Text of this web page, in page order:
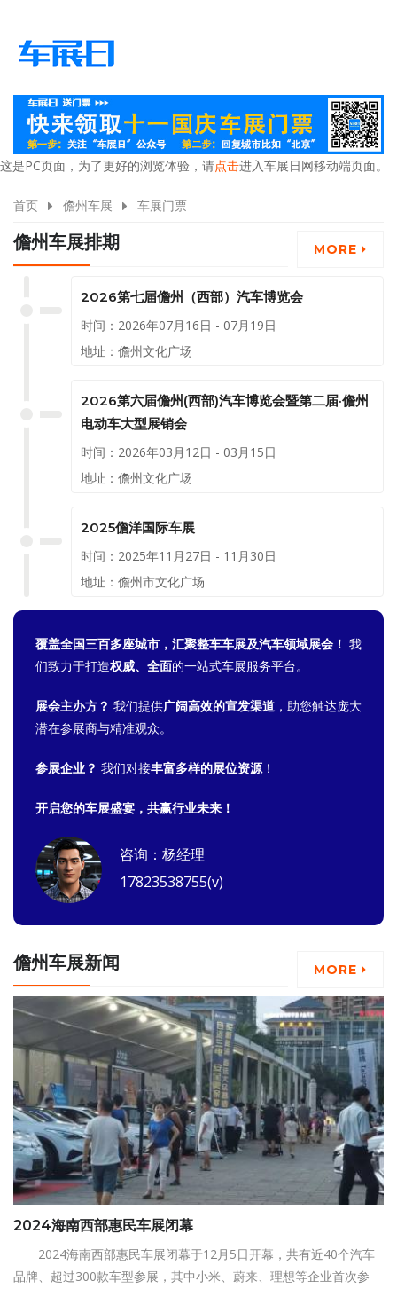
这是PC页面，为了更好的浏览体验，请点击进入车展日网移动端页面。
首页 儋州车展 车展门票
儋州车展排期 MORE
2026第七届儋州（西部）汽车博览会
时间：2026年07月16日 - 07月19日
地址：儋州文化广场
2026第六届儋州(西部)汽车博览会暨第二届·儋州
电动车大型展销会
时间：2026年03月12日 - 03月15日
地址：儋州文化广场
2025儋洋国际车展
时间：2025年11月27日 - 11月30日
地址：儋州市文化广场
覆盖全国三百多座城市，汇聚整车车展及汽车领域展会！ 我
们致力于打造权威、全面的一站式车展服务平台。
展会主办方？ 我们提供广阔高效的宣发渠道 ，助您触达庞大
潜在参展商与精准观众。
参展企业？ 我们对接丰富多样的展位资源！
开启您的车展盛宴，共赢行业未来！
咨询：杨经理
17823538755(v)
儋州车展新闻 MORE
2024海南西部惠民车展闭幕
2024海南西部惠民车展闭幕于12月5日开幕，共有近40个汽车
品牌、超过300款车型参展，其中小米、蔚来、理想等企业首次参